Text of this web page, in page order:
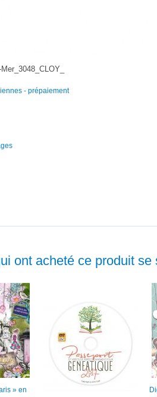
- prépaiement
ont acheté ce produit
» en